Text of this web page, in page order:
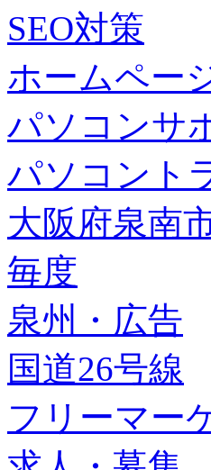
SEO対策
ホームペー
パソコンサ
パソコント
大阪府泉南
毎度
泉州・広告
国道26号線
フリーマー